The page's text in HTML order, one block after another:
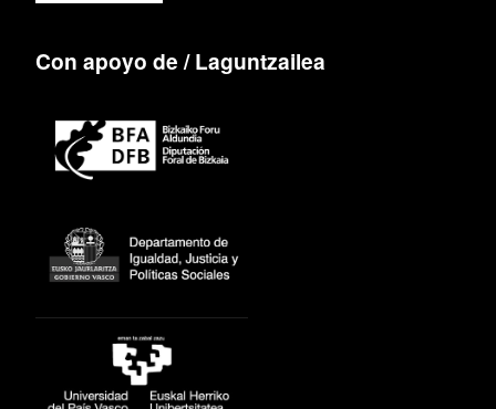
Con apoyo de / Laguntzailea